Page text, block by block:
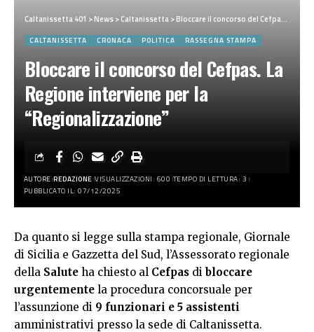
Caltanissetta 401 >News>Caltanissetta>Bloccare il concorso del Cefpas. La Regione interviene per la “Regionalizzazione”
CALTANISSETTA CRONACA POLITICA RASSEGNA STAMPA
Bloccare il concorso del Cefpas. La
Regione interviene per la
“Regionalizzazione”
AUTORE:REDAZIONE VISUALIZZAZIONI: 600 TEMPO DI LETTURA: 3
PUBBLICATO IL: 07/12/2025
Da quanto si legge sulla stampa regionale, Giornale
di Sicilia e Gazzetta del Sud, l’Assessorato regionale
della Salute ha chiesto al Cefpas di bloccare
urgentemente la procedura concorsuale per
l’assunzione di 9 funzionari e 5 assistenti
amministrativi presso la sede di Caltanissetta.